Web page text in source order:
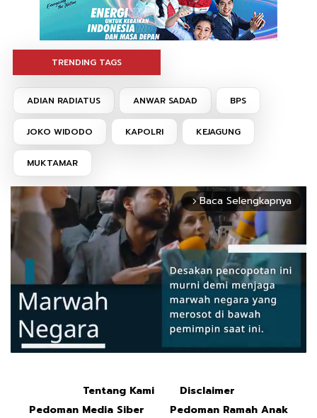
TRENDING TAGS
ADIAN RADIATUS ANWAR SADAD BPS
JOKO WIDODO KAPOLRI KEJAGUNG
MUKTAMAR
arrow_forward_ios Baca Selengkapnya
Tentang Kami
Disclaimer
Pedoman Media Siber
Pedoman Ramah Anak